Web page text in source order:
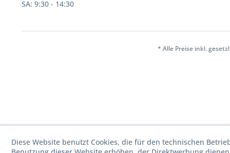
SA: 9:30 - 14:30
* Alle Preise inkl.
Diese Website benutzt Cookies, die für den technischen